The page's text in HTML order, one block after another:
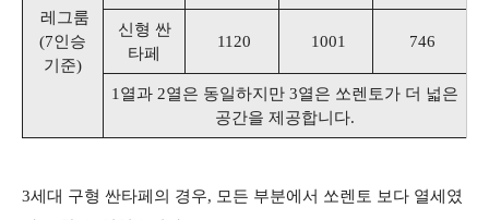
레그룸
(7인승
기준)
신형 싼
타페
1120 1001 746
1열과 2열은 동일하지만 3열은 쏘렌토가 더 넓은
공간을 제공합니다.
3세대 구형 싼타페의 경우, 모든 부분에서 쏘렌토 보다 열세였